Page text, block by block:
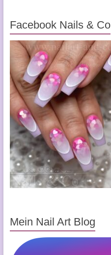
Facebook Nails & Co
Mein Nail Art Blog